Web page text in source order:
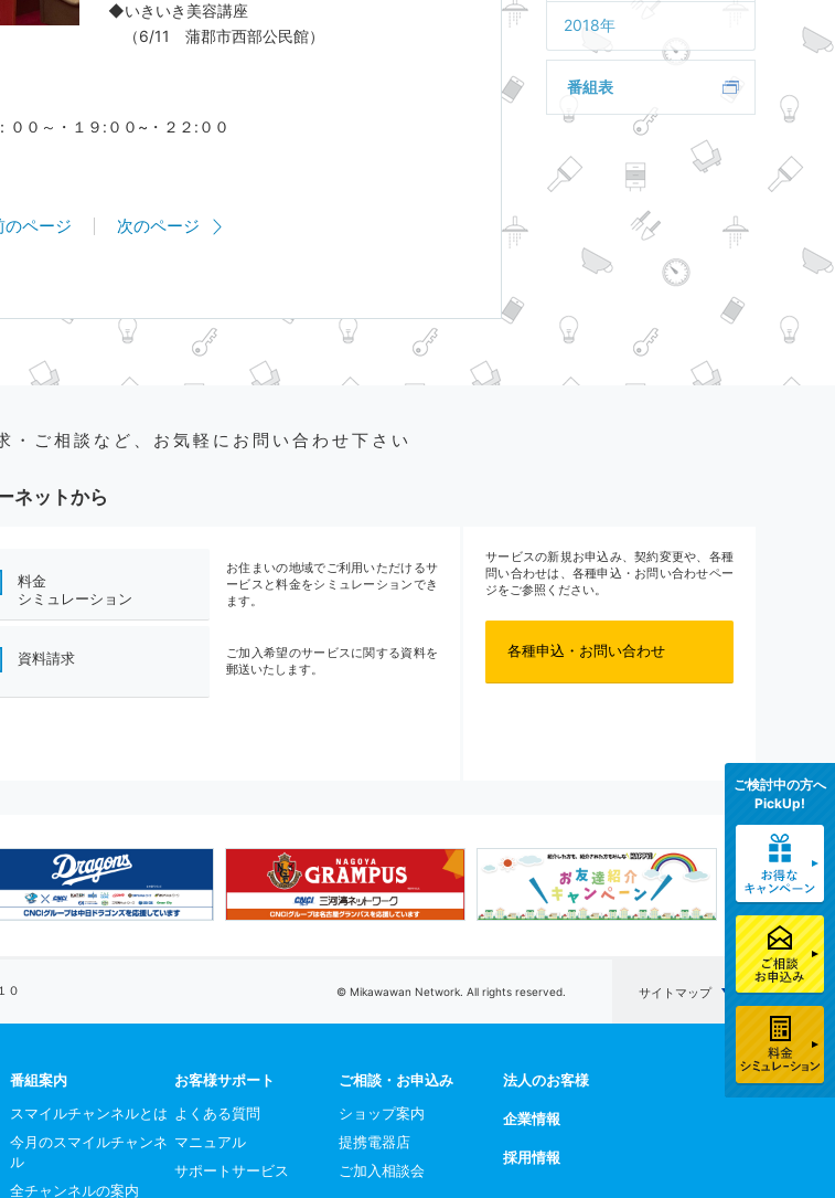
◆いきいき美容講座
（6/11 蒲郡市西部公民館）
００～・１９:００~・２２:００
のページ 次のページ
2018年
番組表
・ご相談など、お気軽にお問い合わせ下さい
ネットから
料金
シミュレーション
お住まいの地域でご利用いただけるサ
ービスと料金をシミュレーションでき
ます。
資料請求
ご加入希望のサービスに関する資料を
郵送いたします。
サービスの新規お申込み、契約変更や、各種
問い合わせは、各種申込・お問い合わせペー
ジをご参照ください。
各種申込・お問い合わせ
０ © Mikawawan Network. All rights reserved. サイトマップ
番組案内
スマイルチャンネルとは
今月のスマイルチャンネ
ル
全チャンネルの案内
お客様サポート
よくある質問
マニュアル
サポートサービス
ご相談・お申込み
ショップ案内
提携電器店
ご加入相談会
法人のお客様
企業情報
採用情報
ご検討中の方へ
PickUp!